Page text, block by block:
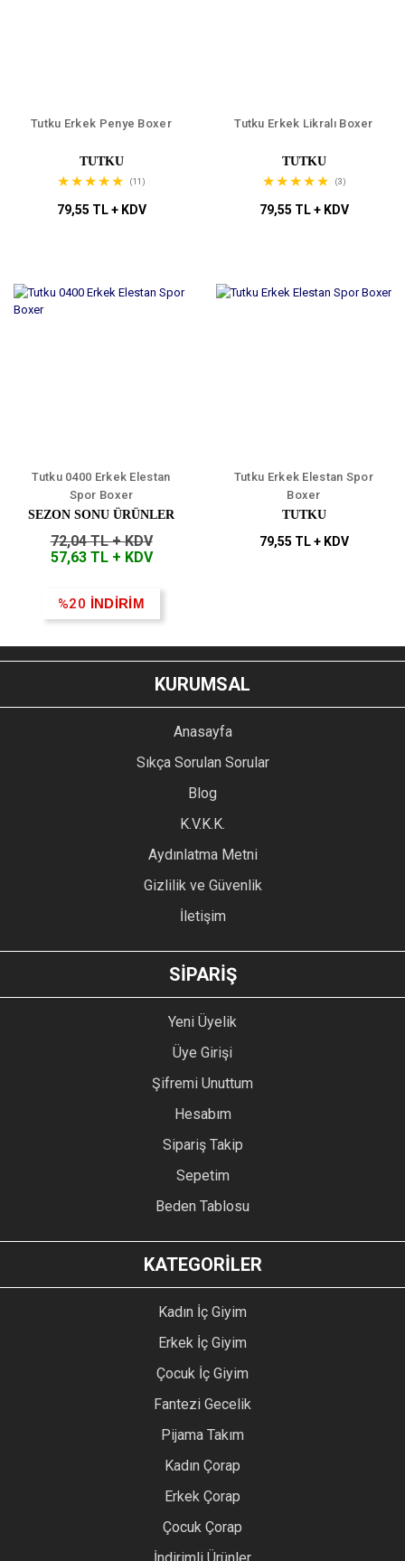
Tutku Erkek Penye Boxer
TUTKU
(11)
79,55 TL + KDV
Tutku Erkek Likralı Boxer
TUTKU
(3)
79,55 TL + KDV
Tutku 0400 Erkek Elestan
Spor Boxer
SEZON SONU ÜRÜNLER
72,04 TL + KDV
57,63 TL + KDV
%20 İNDİRİM
Tutku Erkek Elestan Spor
Boxer
TUTKU
79,55 TL + KDV
KURUMSAL
Anasayfa
Sıkça Sorulan Sorular
Blog
K.V.K.K.
Aydınlatma Metni
Gizlilik ve Güvenlik
İletişim
SİPARİŞ
Yeni Üyelik
Üye Girişi
Şifremi Unuttum
Hesabım
Sipariş Takip
Sepetim
Beden Tablosu
KATEGORİLER
Kadın İç Giyim
Erkek İç Giyim
Çocuk İç Giyim
Fantezi Gecelik
Pijama Takım
Kadın Çorap
Erkek Çorap
Çocuk Çorap